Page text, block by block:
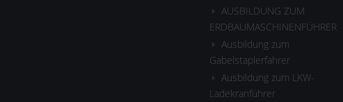
AUSBILDUNG ZUM
ERDBAUMASCHINENFÜHRER
Ausbildung zum
Gabelstaplerfahrer
Ausbildung zum LKW-
Ladekranführer